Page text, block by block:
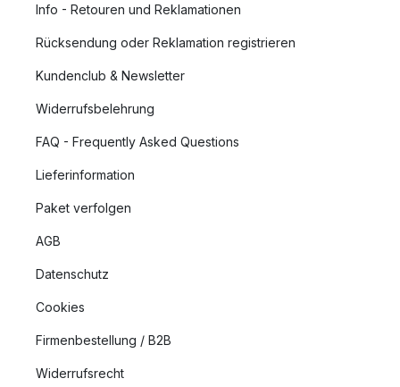
Info - Retouren und Reklamationen
Rücksendung oder Reklamation registrieren
Kundenclub & Newsletter
Widerrufsbelehrung
FAQ - Frequently Asked Questions
Lieferinformation
Paket verfolgen
AGB
Datenschutz
Cookies
Firmenbestellung / B2B
Widerrufsrecht